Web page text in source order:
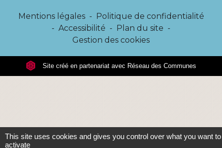
Mentions légales - Politique de confidentialité
- Accessibilité - Plan du site -
Gestion des cookies
Site créé en partenariat avec Réseau des Communes
This site uses cookies and gives you control over what you want to
activate